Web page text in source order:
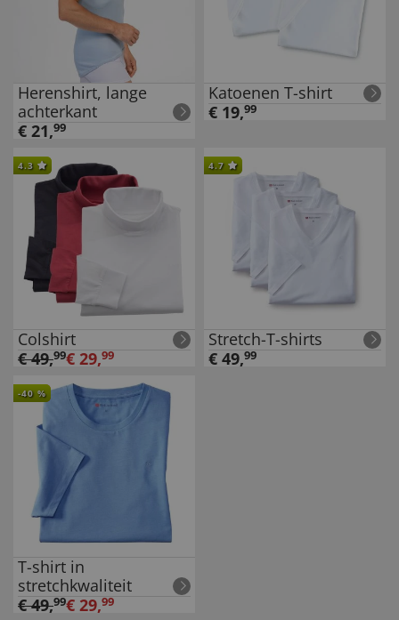
Herenshirt, lange
achterkant
€ 21,99
Katoenen T-shirt
€ 19,99
4.3
Colshirt
€49,99€ 29,99
4.7
Stretch-T-shirts
€ 49,99
-40 %
T-shirt in
stretchkwaliteit
€49,99€ 29,99